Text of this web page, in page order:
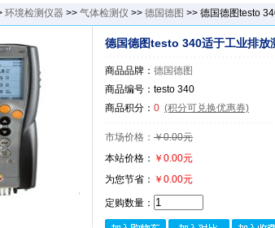
环境检测仪器 >> 气体检测仪 >> 德国德图 >> 德国德图testo
德国德图testo 340适于工业排放
商品品牌： 德国德图
商品编号：testo 340
商品积分： 0 (积分可兑换优惠券)
市场价格： ￥0.00元
本站价格： ￥0.00元
为您节省： ￥0.00元
定购数量：